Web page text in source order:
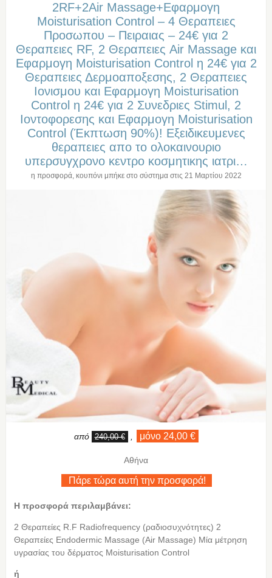
2RF+2Air Massage+Εφαρμογη
Moisturisation Control – 4 Θεραπειες
Προσωπου – Πειραιας – 24€ για 2
Θεραπειες RF, 2 Θεραπειες Air Massage και
Εφαρμογη Moisturisation Control η 24€ για 2
Θεραπειες Δερμοαποξεσης, 2 Θεραπειες
Ιονισμου και Εφαρμογη Moisturisation
Control η 24€ για 2 Συνεδριες Stimul, 2
Ιοντοφορεσης και Εφαρμογη Moisturisation
Control (Έκπτωση 90%)! Εξειδικευμενες
θεραπειες απο το ολοκαινουριο
υπερσυγχρονο κεντρο κοσμητικης ιατρι…
η προσφορά, κουπόνι μπήκε στο σύστημα στις 21 Μαρτίου 2022
από 240,00 € μόνο 24,00 €
Αθήνα
Πάρε τώρα αυτή την προσφορά!
Η προσφορά περιλαμβάνει:
2 Θεραπείες R.F Radiofrequency (ραδιοσυχνότητες) 2
Θεραπείες Endodermic Massage (Air Massage) Μία μέτρηση
υγρασίας του δέρματος Moisturisation Control
ή